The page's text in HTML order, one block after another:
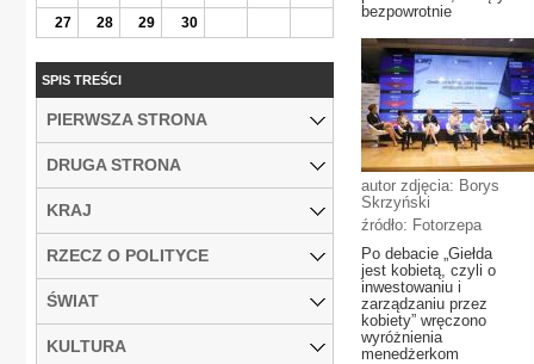
bezpowrotnie
autor zdjęcia: Borys
Skrzyński
źródło: Fotorzepa
Po debacie „Giełda
jest kobietą, czyli o
inwestowaniu i
zarządzaniu przez
kobiety” wręczono
wyróżnienia
menedżerkom
27
28 29 30
SPIS TREŚCI
PIERWSZA STRONA
DRUGA STRONA
KRAJ
RZECZ O POLITYCE
ŚWIAT
KULTURA